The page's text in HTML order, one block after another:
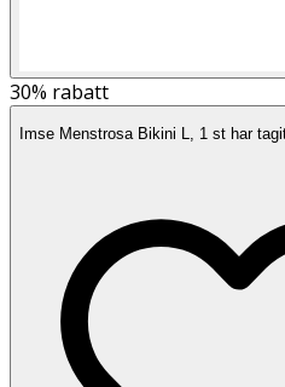
30% rabatt
Imse Menstrosa Bikini L, 1 st har